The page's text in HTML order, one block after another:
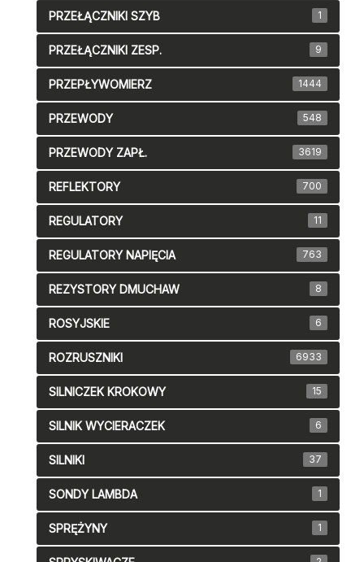
PRZEŁĄCZNIKI SZYB 1
PRZEŁĄCZNIKI ZESP. 9
PRZEPŁYWOMIERZ 1444
PRZEWODY 548
PRZEWODY ZAPŁ. 3619
REFLEKTORY 700
REGULATORY 11
REGULATORY NAPIĘCIA 763
REZYSTORY DMUCHAW 8
ROSYJSKIE 6
ROZRUSZNIKI 6933
SILNICZEK KROKOWY 15
SILNIK WYCIERACZEK 6
SILNIKI 37
SONDY LAMBDA 1
SPRĘŻYNY 1